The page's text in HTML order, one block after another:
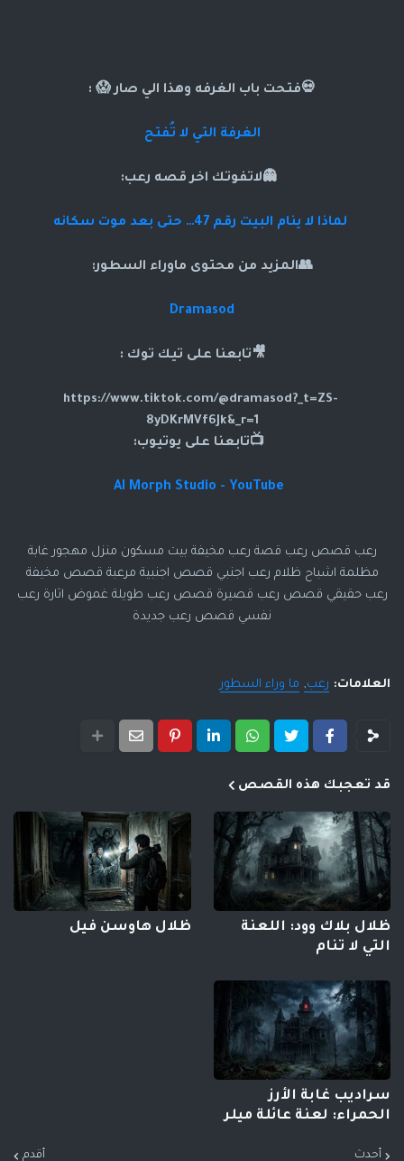
💀فتحت باب الغرفه وهذا الي صار 😱 :
الغرفة التي لا تُفتح
👻لاتفوتك اخر قصه رعب:
لماذا لا ينام البيت رقم 47… حتى بعد موت سكانه
👥المزيد من محتوى ماوراء السطور:
Dramasod
🎥تابعنا على تيك توك :
https://www.tiktok.com/@dramasod?_t=ZS-
8yDKrMVf6Jk&_r=1
📺تابعنا على يوتيوب:
AI Morph Studio - YouTube
رعب قصص رعب قصة رعب مخيفة بيت مسكون منزل مهجور غابة
مظلمة اشباح ظلام رعب اجنبي قصص اجنبية مرعبة قصص مخيفة
رعب حقيقي قصص رعب قصيرة قصص رعب طويلة غموض اثارة رعب
نفسي قصص رعب جديدة
العلامات: رعب ما وراء السطور
قد تعجبك هذه القصص
ظلال بلاك وود: اللعنة
التي لا تنام
ظلال هاوسن فيل
سراديب غابة الأرز
الحمراء: لعنة عائلة ميلر
أحدث أقدم